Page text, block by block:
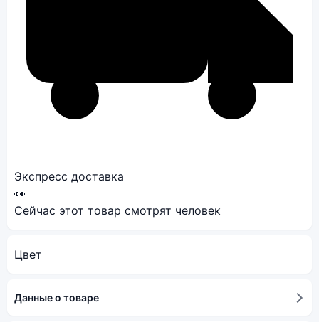
Экспресс доставка
👀
Сейчас этот товар смотрят человек
Цвет
Данные о товаре